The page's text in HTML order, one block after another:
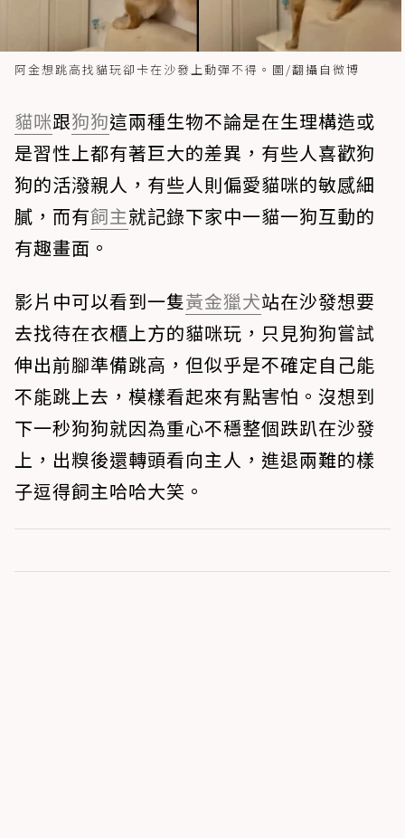
阿金想跳高找貓玩卻卡在沙發上動彈不得。圖/翻攝自微博
貓咪跟狗狗這兩種生物不論是在生理構造或
是習性上都有著巨大的差異，有些人喜歡狗
狗的活潑親人，有些人則偏愛貓咪的敏感細
膩，而有飼主就記錄下家中一貓一狗互動的
有趣畫面。
影片中可以看到一隻黃金獵犬站在沙發想要
去找待在衣櫃上方的貓咪玩，只見狗狗嘗試
伸出前腳準備跳高，但似乎是不確定自己能
不能跳上去，模樣看起來有點害怕。沒想到
下一秒狗狗就因為重心不穩整個跌趴在沙發
上，出糗後還轉頭看向主人，進退兩難的樣
子逗得飼主哈哈大笑。